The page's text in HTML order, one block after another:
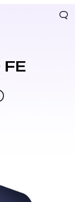
región